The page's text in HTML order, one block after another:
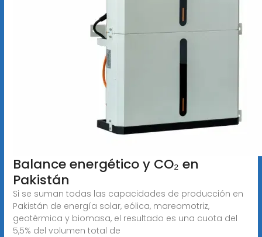
Balance energético y CO₂ en
Pakistán
Si se suman todas las capacidades de producción en
Pakistán de energía solar, eólica, mareomotriz,
geotérmica y biomasa, el resultado es una cuota del
5,5% del volumen total de